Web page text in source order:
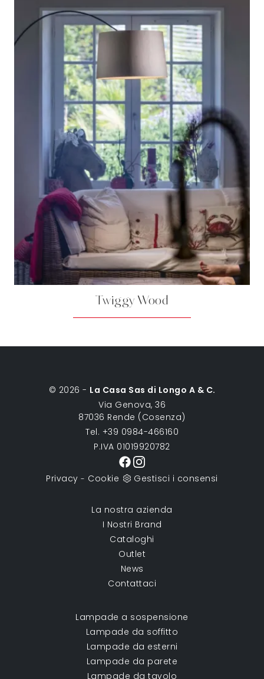
Twiggy Wood
© 2026 - La Casa Sas di Longo A & C.
Via Genova, 36
87036 Rende (Cosenza)
Tel. +39 0984-466160
P.IVA 01019920782
Privacy - Cookie Gestisci i consensi
La nostra azienda
I Nostri Brand
Cataloghi
Outlet
News
Contattaci
Lampade a sospensione
Lampade da soffitto
Lampade da esterni
Lampade da parete
Lampade da tavolo